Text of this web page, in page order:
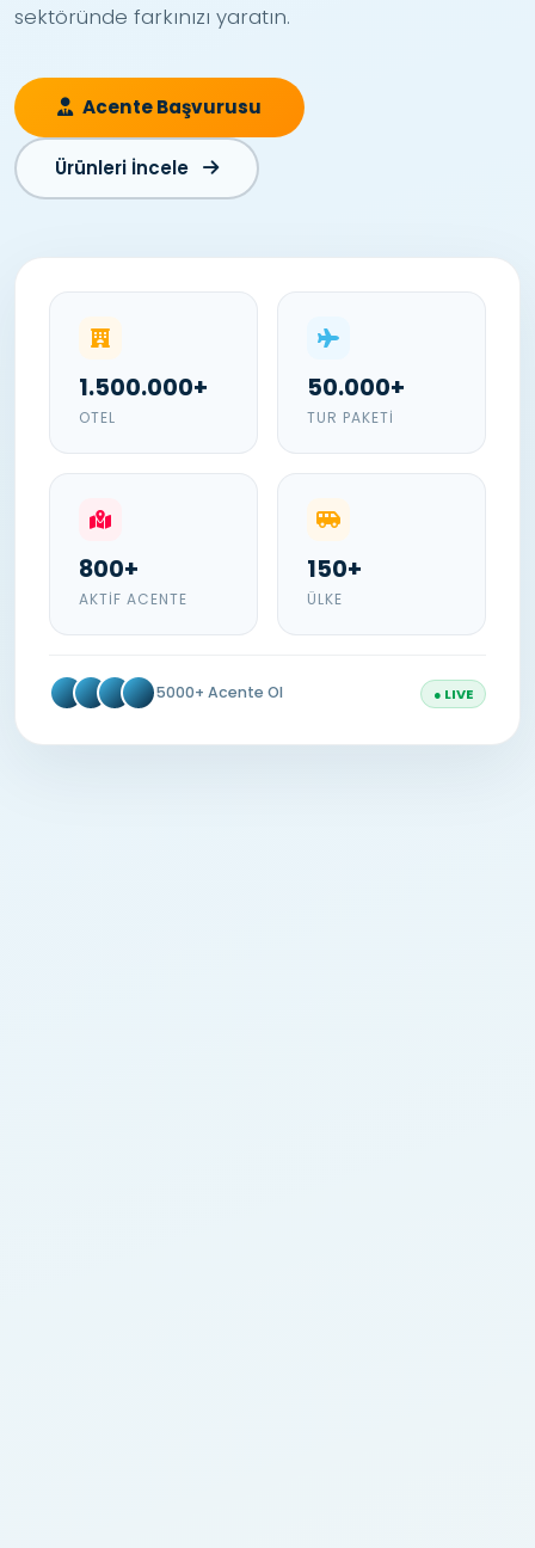
sektöründe farkınızı yaratın.
Acente Başvurusu
Ürünleri İncele
1.500.000+
OTEL
50.000+
TUR PAKETI
800+
AKTIF ACENTE
150+
ÜLKE
5000+ Acente Ol ● LIVE